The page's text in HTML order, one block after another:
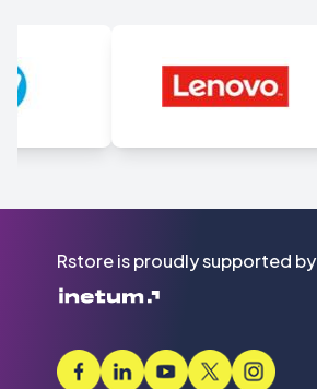
Rstore is proudly supported by